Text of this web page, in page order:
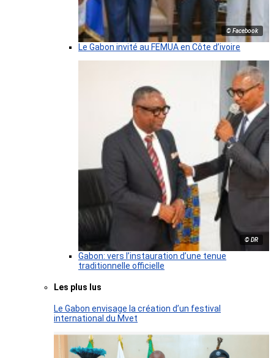
© Facebook
Le Gabon invité au FEMUA en Côte d’ivoire
© DR
Gabon: vers l’instauration d’une tenue
traditionnelle officielle
Les plus lus
Le Gabon envisage la création d’un festival
international du Mvet